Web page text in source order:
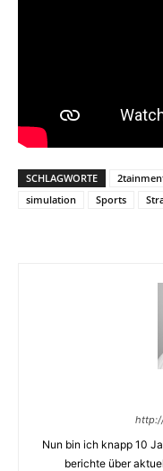
SCHLAGWORTE
simulation
Sports
Nun bin ich knapp 10
berichte über